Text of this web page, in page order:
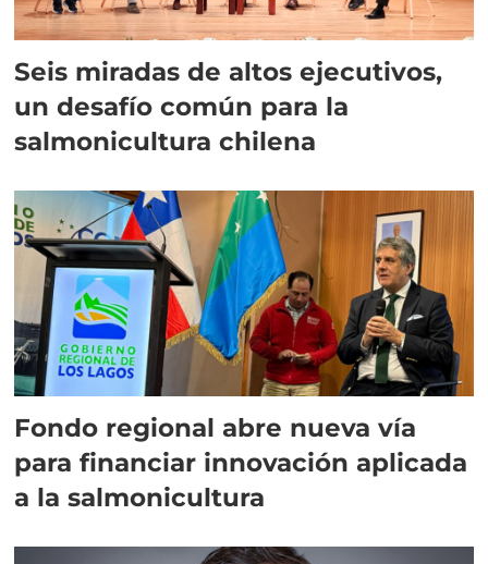
Seis miradas de altos ejecutivos,
un desafío común para la
salmonicultura chilena
Fondo regional abre nueva vía
para financiar innovación aplicada
a la salmonicultura